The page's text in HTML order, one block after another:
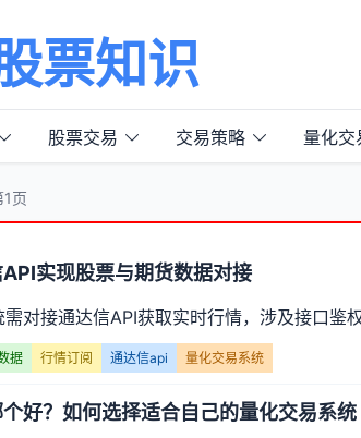
票知识
股票交易 交易策略 量化交
页
实现股票与期货数据对接
对接通达信API获取实时行情，涉及接口鉴
据 行情订阅 通达信api 量化交易系统
好？如何选择适合自己的量化交易系统